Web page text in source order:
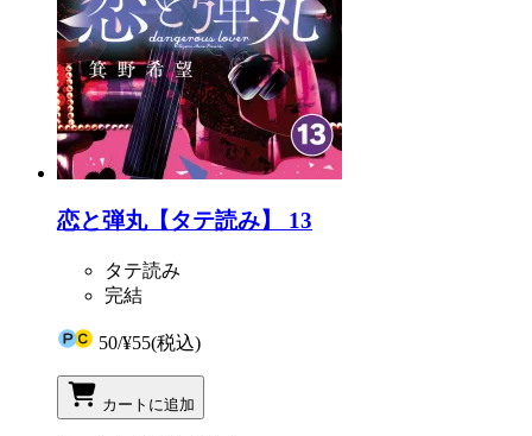
恋と弾丸【タテ読み】 13
タテ読み
完結
50/¥55(税込)
カートに追加